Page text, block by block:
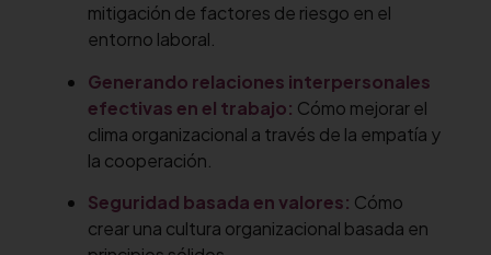
mitigación de factores de riesgo en el
entorno laboral.
Generando relaciones interpersonales
efectivas en el trabajo: Cómo mejorar el
clima organizacional a través de la empatía y
la cooperación.
Seguridad basada en valores: Cómo
crear una cultura organizacional basada en